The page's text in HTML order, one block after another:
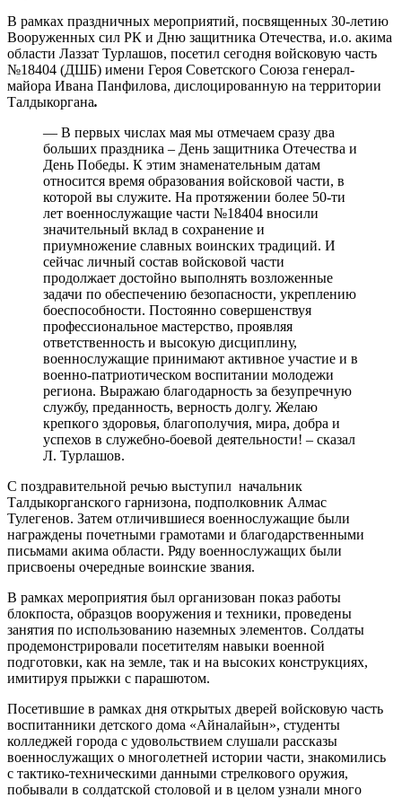
В рамках праздничных мероприятий, посвященных 30-летию
Вооруженных сил РК и Дню защитника Отечества, и.о. акима
области Лаззат Турлашов, посетил сегодня войсковую часть
№18404 (ДШБ) имени Героя Советского Союза генерал-
майора Ивана Панфилова, дислоцированную на территории
Талдыкоргана.
— В первых числах мая мы отмечаем сразу два
больших праздника – День защитника Отечества и
День Победы. К этим знаменательным датам
относится время образования войсковой части, в
которой вы служите. На протяжении более 50-ти
лет военнослужащие части №18404 вносили
значительный вклад в сохранение и
приумножение славных воинских традиций. И
сейчас личный состав войсковой части
продолжает достойно выполнять возложенные
задачи по обеспечению безопасности, укреплению
боеспособности. Постоянно совершенствуя
профессиональное мастерство, проявляя
ответственность и высокую дисциплину,
военнослужащие принимают активное участие и в
военно-патриотическом воспитании молодежи
региона. Выражаю благодарность за безупречную
службу, преданность, верность долгу. Желаю
крепкого здоровья, благополучия, мира, добра и
успехов в служебно-боевой деятельности! – сказал
Л. Турлашов.
С поздравительной речью выступил начальник
Талдыкорганского гарнизона, подполковник Алмас
Тулегенов. Затем отличившиеся военнослужащие были
награждены почетными грамотами и благодарственными
письмами акима области. Ряду военнослужащих были
присвоены очередные воинские звания.
В рамках мероприятия был организован показ работы
блокпоста, образцов вооружения и техники, проведены
занятия по использованию наземных элементов. Солдаты
продемонстрировали посетителям навыки военной
подготовки, как на земле, так и на высоких конструкциях,
имитируя прыжки с парашютом.
Посетившие в рамках дня открытых дверей войсковую часть
воспитанники детского дома «Айналайын», студенты
колледжей города с удовольствием слушали рассказы
военнослужащих о многолетней истории части, знакомились
с тактико-техническими данными стрелкового оружия,
побывали в солдатской столовой и в целом узнали много